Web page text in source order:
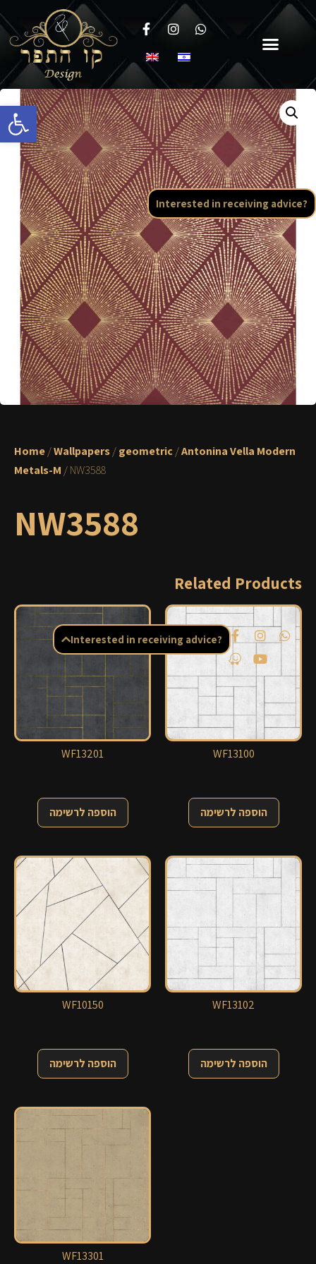
Open toolbar
Home/Wallpapers/geometric/Antonina Vella Modern
Metals-M / NW3588
NW3588
Related Products
WF13201
הוספה לרשימה
WF13100
הוספה לרשימה
WF10150
הוספה לרשימה
WF13102
הוספה לרשימה
WF13301
Interested in receiving advice?
Interested in receiving advice?